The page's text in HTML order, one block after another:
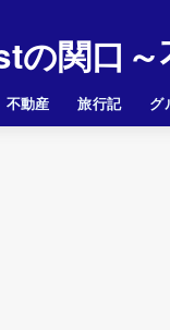
の関口
不動産 旅行記 グ